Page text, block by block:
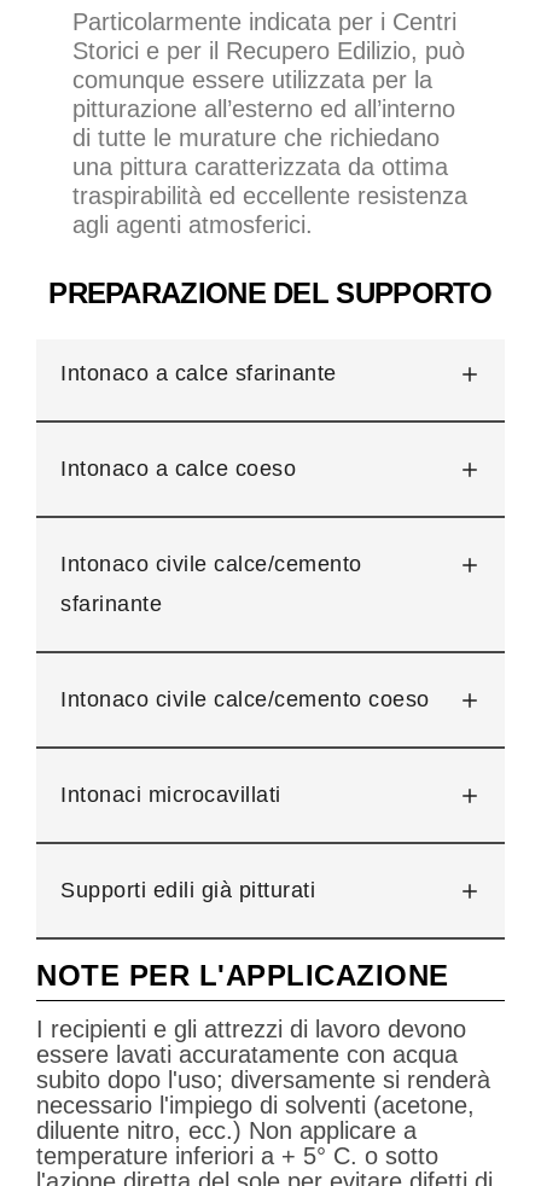
Particolarmente indicata per i Centri
Storici e per il Recupero Edilizio, può
comunque essere utilizzata per la
pitturazione all’esterno ed all’interno
di tutte le murature che richiedano
una pittura caratterizzata da ottima
traspirabilità ed eccellente resistenza
agli agenti atmosferici.
PREPARAZIONE DEL SUPPORTO
Intonaco a calce sfarinante
Intonaco a calce coeso
Intonaco civile calce/cemento
sfarinante
Intonaco civile calce/cemento coeso
Intonaci microcavillati
Supporti edili già pitturati
NOTE PER L'APPLICAZIONE
I recipienti e gli attrezzi di lavoro devono
essere lavati accuratamente con acqua
subito dopo l'uso; diversamente si renderà
necessario l'impiego di solventi (acetone,
diluente nitro, ecc.) Non applicare a
temperature inferiori a + 5° C. o sotto